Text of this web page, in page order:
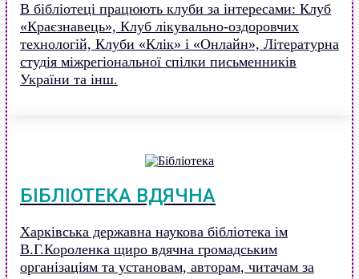
В бібліотеці працюють клуби за інтересами: Клуб
«Краєзнавець», Клуб лікувально-оздоровчих
технологій, Клуби «Клік» і «Онлайн», Літературна
студія міжрегіональної спілки письменників
України та інш.
БІБЛІОТЕКА ВДЯЧНА
Харківська державна наукова бібліотека ім
В.Г.Короленка щиро вдячна громадським
організаціям та установам, авторам, читачам за